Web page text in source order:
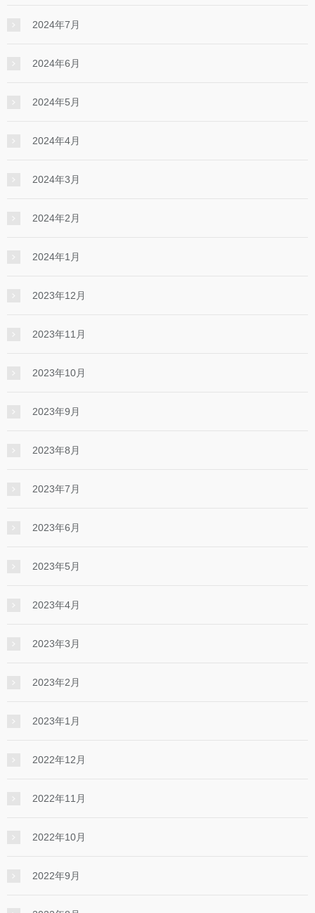
2024年7月
2024年6月
2024年5月
2024年4月
2024年3月
2024年2月
2024年1月
2023年12月
2023年11月
2023年10月
2023年9月
2023年8月
2023年7月
2023年6月
2023年5月
2023年4月
2023年3月
2023年2月
2023年1月
2022年12月
2022年11月
2022年10月
2022年9月